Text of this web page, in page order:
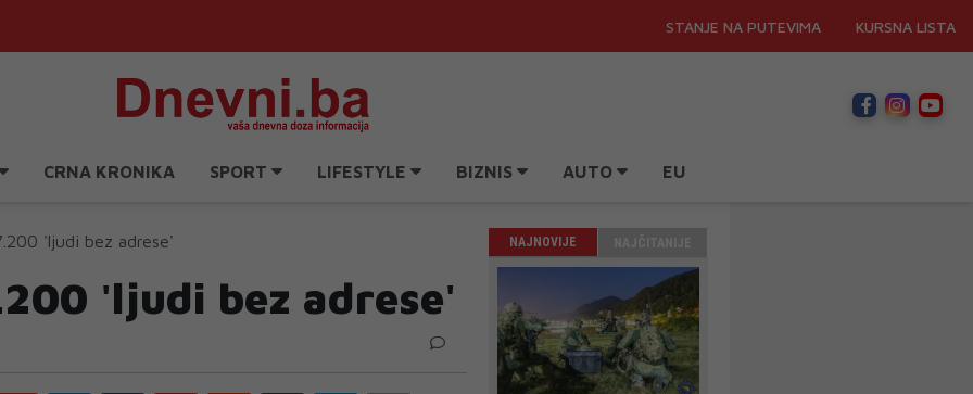
STANJE NA PUTEVIMA KURSNA LISTA
CRNA KRONIKA SPORT LIFESTYLE BIZNIS AUTO EU
'ljudi bez adrese'
'ljudi bez adrese'
NAJNOVIJE